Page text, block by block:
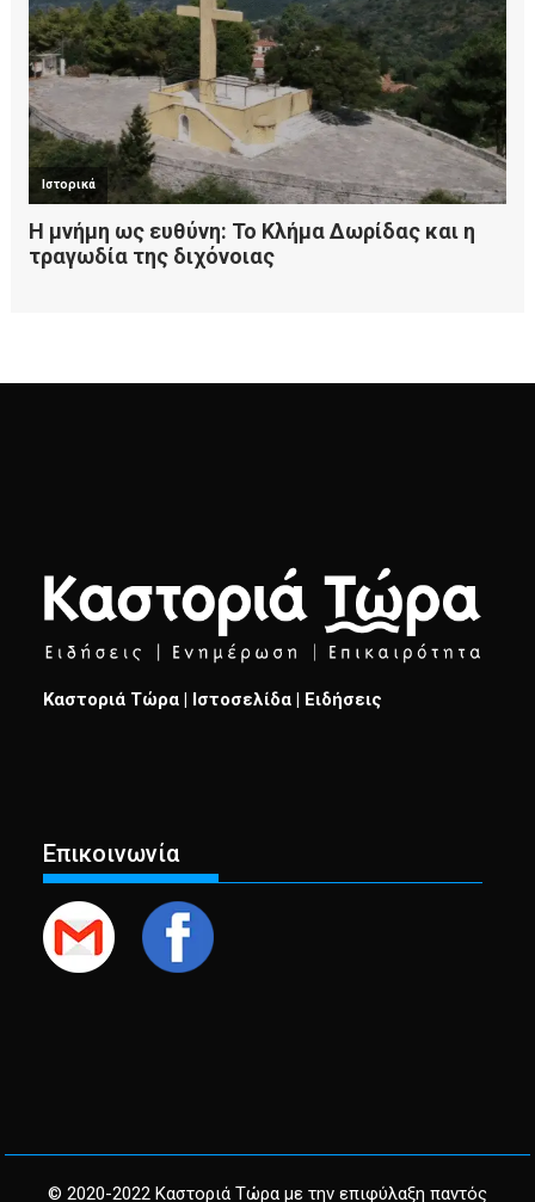
Καστοριά Τώρα | Ιστοσελίδα | Ειδήσεις
Επικοινωνία
© 2020-2022 Καστοριά Τώρα με την επιφύλαξη παντός